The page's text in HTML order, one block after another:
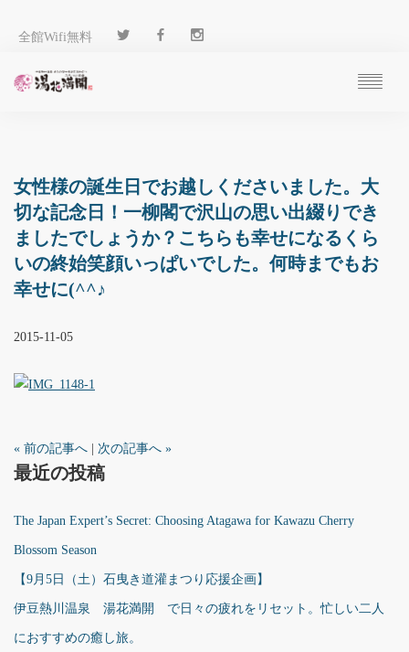
全館Wifi無料
客 室
温 泉
料 理
施 設
アクセス
ブログ
ENGLISH
女性様の誕生日でお越しくださいました。大
切な記念日！一柳閣で沢山の思い出綴りでき
ましたでしょうか？こちらも幸せになるくら
いの終始笑顔いっぱいでした。何時までもお
幸せに(^^♪
2015-11-05
« 前の記事へ 次の記事へ »
最近の投稿
The Japan Expert’s Secret: Choosing Atagawa for Kawazu Cherry
Blossom Season
【9月5日（土）石曳き道灌まつり応援企画】
伊豆熱川温泉 湯花満開 で日々の疲れをリセット。忙しい二人
におすすめの癒し旅。